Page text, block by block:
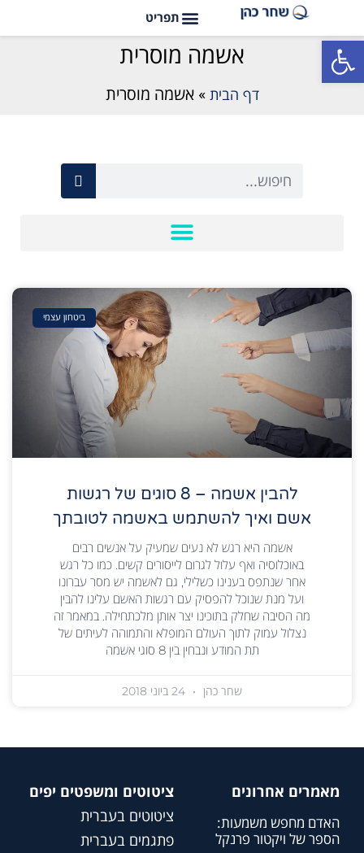
פתח סרגל נגישות אשמה מוסרית
דף הבית »אשמה מוסרית
ביטחון עצמי
להבין אשמה – 8 סוגים של רגשות
אשם ואיך להשתמש באשמה לטובתך
אשמה היא רגש לא נעים שמעיק על אנשים רבים
באוכלוסיה ואף עלול לגרום לייסורים קשים. כמו כל רגש
אחר שנתפס בענינו כשלילי, גם לאשמה יש מסר עברונו
ועל מנת שנוכל להפסיק עם רגשות האשם עלינו להבין
מה הסיבה שחלק בתוכינו יצר אותן מלכתחילה. במאמר זה
נצלול עמוק לתוך העולם המופלא והתמוהה לעיתים של
תת המודע ונבחין בין 8 סוגי אשמה
שחר כהן
מאמרים אחרונים
האדם מחפש משמעות:
הספר של ויקטור פרנקל
ציטוטים ומשפטים יפים
ציטוטים בעברית
פתגמים בעברית